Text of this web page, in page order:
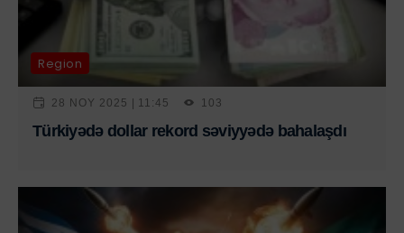
Region
28 NOY 2025 | 11:45 103
Türkiyədə dollar rekord səviyyədə bahalaşdı